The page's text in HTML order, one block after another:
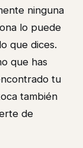
ninguna
lo puede
que dices.
que has
tu
también
de